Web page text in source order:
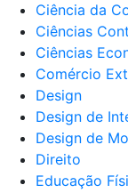
Ciência da
Ciências
Ciências
Comércio
Design
Design de
Design de
Direito
Educação